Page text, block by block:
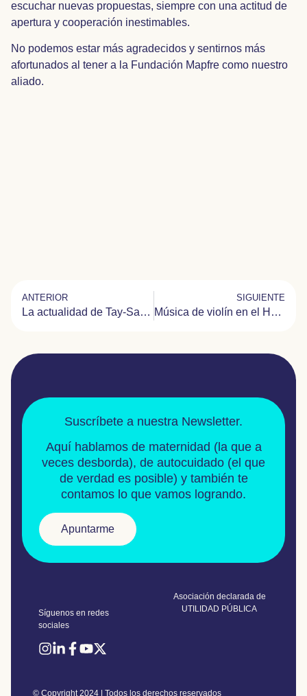
escuchar nuevas propuestas, siempre con una actitud de
apertura y cooperación inestimables.
No podemos estar más agradecidos y sentirnos más
afortunados al tener a la Fundación Mapfre como nuestro
aliado.
ANTERIOR
La actualidad de Tay-Sachs estuvo en Alemania durante tres días
SIGUIENTE
Música de violín en el Hospital Niño Jesús de Madrid
Suscríbete a nuestra Newsletter.
Aquí hablamos de maternidad (la que a
veces desborda), de autocuidado (el que
de verdad es posible) y también te
contamos lo que vamos logrando.
Apuntarme
Síguenos en redes
sociales
Asociación declarada de
UTILIDAD PÚBLICA
© Copyright 2024 | Todos los derechos reservados